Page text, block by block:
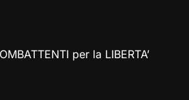
k
per la LIBERTA’